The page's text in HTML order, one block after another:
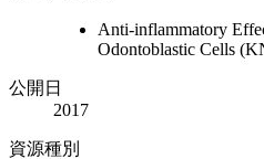
Anti-inflammatory
Odontoblastic Cells
公開日
2017
資源種別